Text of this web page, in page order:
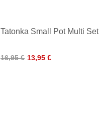
Tatonka Small Pot Multi Set
16,95 € 13,95 €